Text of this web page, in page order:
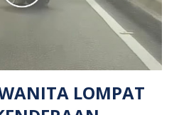
masih bebas bagi membantu
mengikut Seksyen 302 Kanun
Orang ramai yang mempunyai
LOMPAT